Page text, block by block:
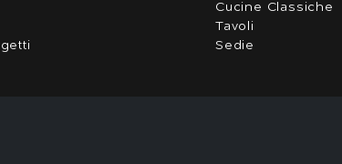
Cucine Classiche
Tavoli
Sedie